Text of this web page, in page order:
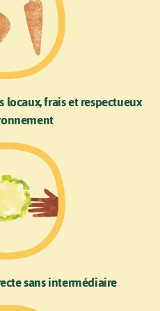
frais et respectueux
sans intermédiaire